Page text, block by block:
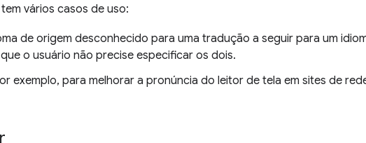
vários casos de uso:
de origem desconhecido para uma tradução a seguir para um
o usuário não precise especificar os dois.
exemplo, para melhorar a pronúncia do leitor de tela em sites de